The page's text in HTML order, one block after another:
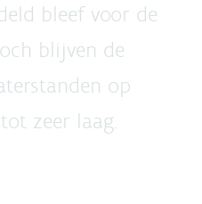
bleef voor de
blijven de
op
zeer laag.